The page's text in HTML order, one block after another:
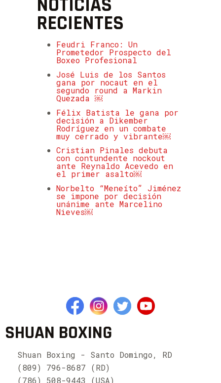
NOTICIAS
RECIENTES
Feudri Franco: Un
Prometedor Prospecto del
Boxeo Profesional
José Luis de los Santos
gana por nocaut en el
segundo round a Markin
Quezada ￼
Félix Batista le gana por
decisión a Dikember
Rodríguez en un combate
muy cerrado y vibrante￼
Cristian Pinales debuta
con contundente nockout
ante Reynaldo Acevedo en
el primer asalto￼
Norbelto “Meneíto” Jiménez
se impone por decisión
unánime ante Marcelino
Nieves￼
SHUAN BOXING
Shuan Boxing - Santo Domingo, RD
(809) 796-8687 (RD)
(786) 508-9443 (USA)